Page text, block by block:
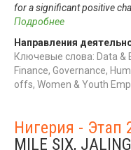
for a significant positive
Подробнее
Направления
Ключевые слова: Data &
Finance, Governance,
offs, Women & Youth
Нигерия - Этап
MILE SIX,